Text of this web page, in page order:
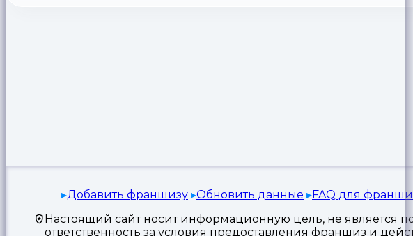
Добавить франшизу Обновить данные
FAQ для
Настоящий сайт носит информационную цель, не является
ответственность за условия предоставления франшиз и